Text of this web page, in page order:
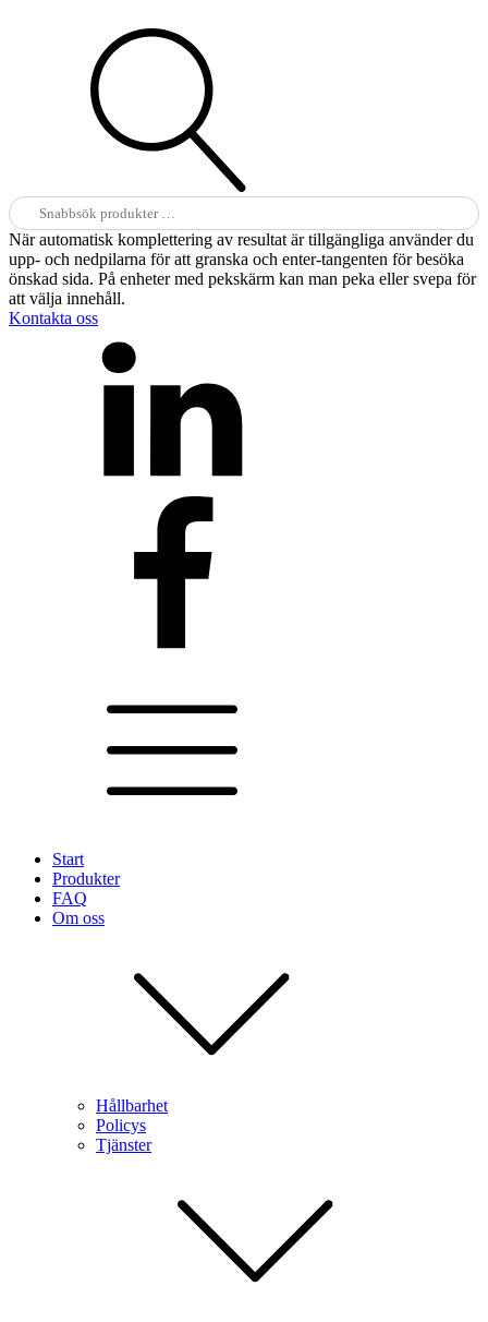
Sök
efter:
När automatisk komplettering av resultat är tillgängliga använder du
upp- och nedpilarna för att granska och enter-tangenten för besöka
önskad sida. På enheter med pekskärm kan man peka eller svepa för
att välja innehåll.
Kontakta oss
Start
Produkter
FAQ
Om oss
Hållbarhet
Policys
Tjänster